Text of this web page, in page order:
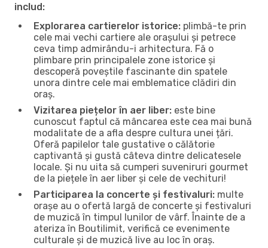
includ:
Explorarea cartierelor istorice: plimbă-te prin
cele mai vechi cartiere ale orașului și petrece
ceva timp admirându-i arhitectura. Fă o
plimbare prin principalele zone istorice și
descoperă poveștile fascinante din spatele
unora dintre cele mai emblematice clădiri din
oraș.
Vizitarea piețelor în aer liber: este bine
cunoscut faptul că mâncarea este cea mai bună
modalitate de a afla despre cultura unei țări.
Oferă papilelor tale gustative o călătorie
captivantă și gustă câteva dintre delicatesele
locale. Și nu uita să cumperi suveniruri gourmet
de la piețele în aer liber și cele de vechituri!
Participarea la concerte și festivaluri: multe
orașe au o ofertă largă de concerte și festivaluri
de muzică în timpul lunilor de vârf. Înainte de a
ateriza în Boutilimit, verifică ce evenimente
culturale și de muzică live au loc în oraș.